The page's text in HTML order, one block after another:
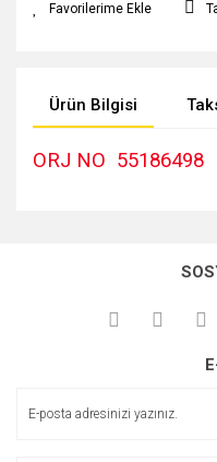
Ürün Bilgisi
ORJ NO 55186498
kullanarak tarafımıza
Görüş ve önerileriniz için
Ürün açıklamasında